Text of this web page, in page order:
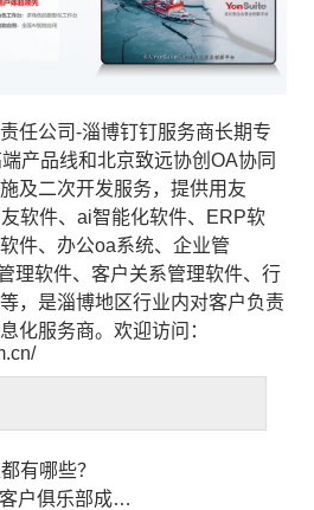
任公司-淄博钉钉服务商长期专
产品线和北京致远协创OA协同
及二次开发服务，提供用友
软件、 ai智能化软件、
ERP软
件、 办公oa系统、企业管
理软件、客户关系管理软件、行
，是淄博地区行业内对客户负责
化服务商。欢迎访问：
有哪些？
客户俱乐部成…